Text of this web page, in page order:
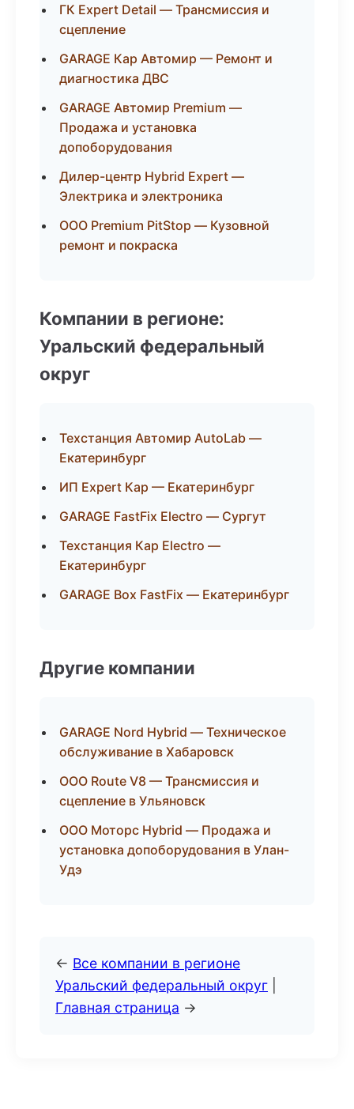
ГК Expert Detail — Трансмиссия и
сцепление
GARAGE Кар Автомир — Ремонт и
диагностика ДВС
GARAGE Автомир Premium —
Продажа и установка
допоборудования
Дилер-центр Hybrid Expert —
Электрика и электроника
ООО Premium PitStop — Кузовной
ремонт и покраска
Компании в регионе:
Уральский федеральный
округ
Техстанция Автомир AutoLab —
Екатеринбург
ИП Expert Кар — Екатеринбург
GARAGE FastFix Electro — Сургут
Техстанция Кар Electro —
Екатеринбург
GARAGE Box FastFix — Екатеринбург
Другие компании
GARAGE Nord Hybrid — Техническое
обслуживание в Хабаровск
ООО Route V8 — Трансмиссия и
сцепление в Ульяновск
ООО Моторс Hybrid — Продажа и
установка допоборудования в Улан-
Удэ
← Все компании в регионе
Уральский федеральный округ
Главная страница →